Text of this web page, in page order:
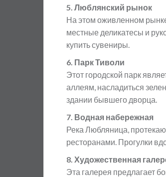
5. Люблянский рынок
На этом оживленном
местные деликатесы и
купить сувениры.
6. Парк Тиволи
Этот городской парк
аллеям, насладиться
здании бывшего дворца.
7. Водная набережная
Река Любляница,
ресторанами. Прогулки
8. Художественная
Эта галерея предлагает